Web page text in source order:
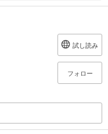
試し読み
フォロー